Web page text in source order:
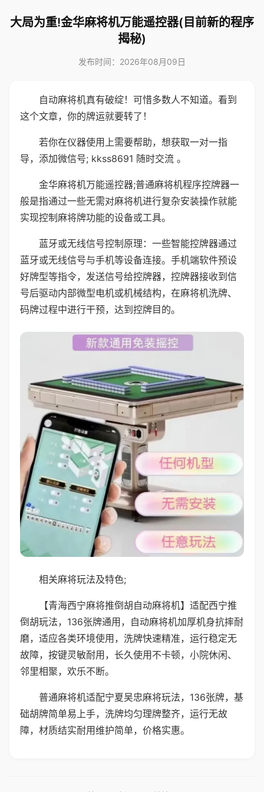
大局为重!金华麻将机万能遥控器(目前新的程序
揭秘)
发布时间：2026年08月09日
自动麻将机真有破绽！可惜多数人不知道。看到
这个文章，你的牌运就要转了！
若你在仪器使用上需要帮助，想获取一对一指
导，添加微信号; kkss8691 随时交流 。
金华麻将机万能遥控器;普通麻将机程序控牌器一
般是指通过一些无需对麻将机进行复杂安装操作就能
实现控制麻将牌功能的设备或工具。
蓝牙或无线信号控制原理：一些智能控牌器通过
蓝牙或无线信号与手机等设备连接。手机端软件预设
好牌型等指令，发送信号给控牌器，控牌器接收到信
号后驱动内部微型电机或机械结构，在麻将机洗牌、
码牌过程中进行干预，达到控牌目的。
相关麻将玩法及特色;
【青海西宁麻将推倒胡自动麻将机】适配西宁推
倒胡玩法，136张牌通用，自动麻将机加厚机身抗摔耐
磨，适应各类环境使用，洗牌快速精准，运行稳定无
故障，按键灵敏耐用，长久使用不卡顿，小院休闲、
邻里相聚，欢乐不断。
普通麻将机适配宁夏吴忠麻将玩法，136张牌，基
础胡牌简单易上手，洗牌均匀理牌整齐，运行无故
障，材质结实耐用维护简单，价格实惠。